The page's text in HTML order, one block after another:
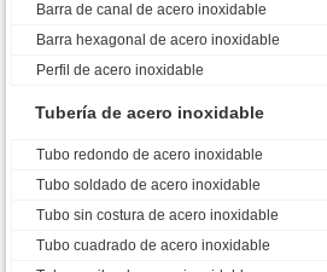
Barra de canal de acero inoxidable
Barra hexagonal de acero inoxidable
Perfil de acero inoxidable
Tubería de acero inoxidable
Tubo redondo de acero inoxidable
Tubo soldado de acero inoxidable
Tubo sin costura de acero inoxidable
Tubo cuadrado de acero inoxidable